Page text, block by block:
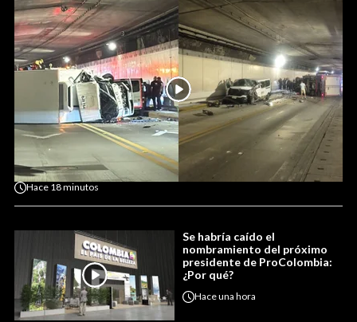
Hace 18 minutos
Se habría caído el
nombramiento del próximo
presidente de ProColombia:
¿Por qué?
Haceuna hora